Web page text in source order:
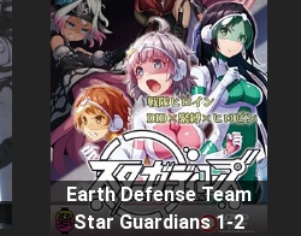
Earth Defense Team
Star Guardians 1-2